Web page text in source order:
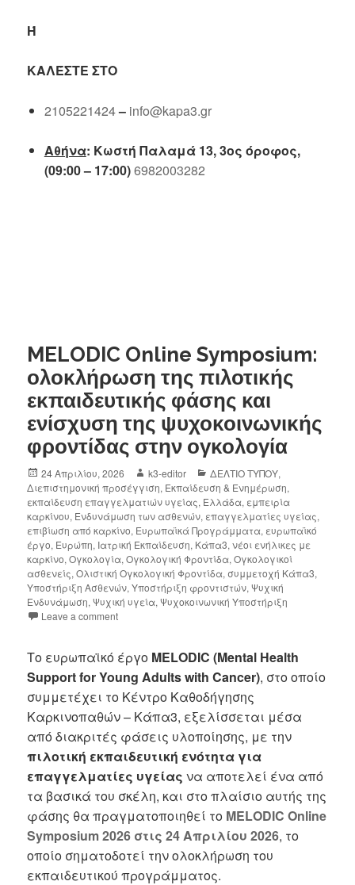
Ή
ΚΑΛΈΣΤΕ ΣΤΟ
2105221424– info@kapa3.gr
Αθήνα: Κωστή Παλαμά 13, 3ος όροφος,
(09:00 – 17:00)6982003282
MELODIC Online Symposium:
ολοκλήρωση της πιλοτικής
εκπαιδευτικής φάσης και
ενίσχυση της ψυχοκοινωνικής
φροντίδας στην ογκολογία
24 Απριλίου, 2026 k3-editor ΔΕΛΤΙΟ ΤΥΠΟΥ,
Διεπιστημονική προσέγγιση, Εκπαίδευση & Ενημέρωση,
εκπαίδευση επαγγελματιών υγείας, Ελλάδα, εμπειρία
καρκίνου, Ενδυνάμωση των ασθενών, επαγγελματίες υγείας,
επιβίωση από καρκίνο, Ευρωπαϊκά Προγράμματα, ευρωπαϊκό
έργο, Ευρώπη, Ιατρική Εκπαίδευση, Κάπα3,νέοι ενήλικες με
καρκίνο,Ογκολογία,Ογκολογική Φροντίδα,Ογκολογικοί
ασθενείς,Ολιστική Ογκολογική Φροντίδα,συμμετοχή Κάπα3,
Υποστήριξη Ασθενών,Υποστήριξη φροντιστών,Ψυχική
Ενδυνάμωση,Ψυχική υγεία,Ψυχοκοινωνική Υποστήριξη
Leave a comment
Το ευρωπαϊκό έργο MELODIC (Mental Health
Support for Young Adults with Cancer), στο οποίο
συμμετέχει το Κέντρο Καθοδήγησης
Καρκινοπαθών – Κάπα3, εξελίσσεται μέσα
από διακριτές φάσεις υλοποίησης, με την
πιλοτική εκπαιδευτική ενότητα για
επαγγελματίες υγείας να αποτελεί ένα από
τα βασικά του σκέλη, και στο πλαίσιο αυτής της
φάσης θα πραγματοποιηθεί το MELODIC Online
Symposium 2026 στις 24 Απριλίου 2026, το
οποίο σηματοδοτεί την ολοκλήρωση του
εκπαιδευτικού προγράμματος.